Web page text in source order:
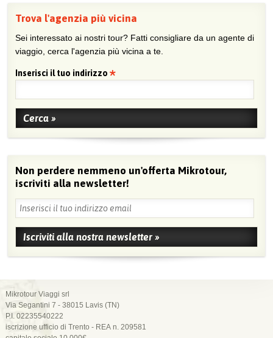
Trova l'agenzia più vicina
Sei interessato ai nostri tour? Fatti consigliare da un agente di
viaggio, cerca l'agenzia più vicina a te.
Inserisci il tuo indirizzo
Non perdere nemmeno un'offerta Mikrotour,
iscriviti alla newsletter!
Mikrotour Viaggi srl
Via Segantini 7 - 38015 Lavis (TN)
P.I. 02235540222
iscrizione ufficio di Trento - REA n. 209581